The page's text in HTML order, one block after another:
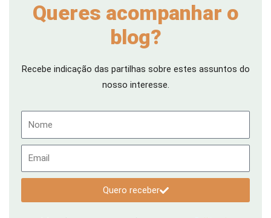
Queres acompanhar o
blog?
Recebe indicação das partilhas sobre estes assuntos do
nosso interesse.
Quero receber